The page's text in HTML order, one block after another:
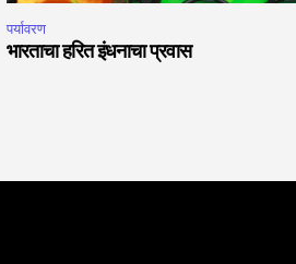
पर्यावरण
भारताचा हरित इंधनाचा प्रवास